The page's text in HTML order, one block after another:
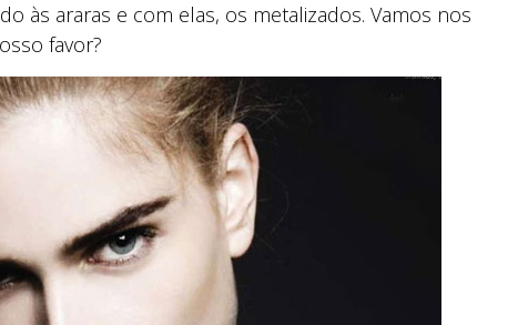
às araras e com elas, os metalizados. Vamos nos
favor?